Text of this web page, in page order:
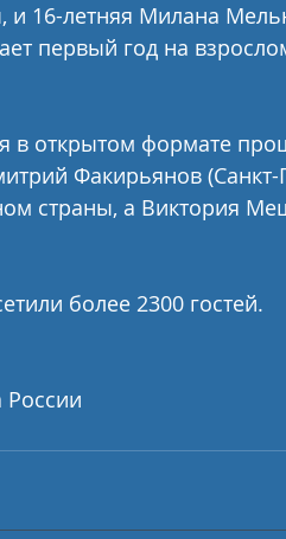
и 16-летняя Милана
первый год на
в открытом формате
Факирьянов (Санкт-
страны, а Виктория
более 2300 гостей.
России